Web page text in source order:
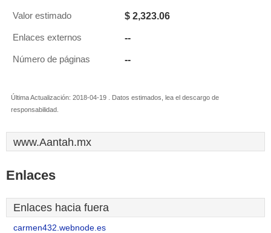
Valor estimado $ 2,323.06
Enlaces externos --
Número de páginas --
Última Actualización: 2018-04-19 . Datos estimados, lea el descargo de
responsabilidad.
www.Aantah.mx
Enlaces
Enlaces hacia fuera
carmen432.webnode.es